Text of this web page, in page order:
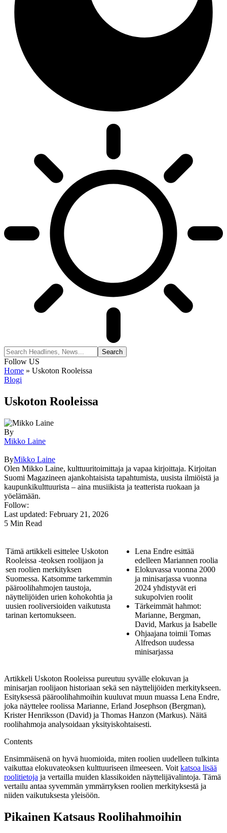
Follow US
Home » Uskoton Rooleissa
Blogi
Uskoton Rooleissa
By
Mikko Laine
ByMikko Laine
Olen Mikko Laine, kulttuuritoimittaja ja vapaa kirjoittaja. Kirjoitan
Suomi Magazineen ajankohtaisista tapahtumista, uusista ilmiöistä ja
kaupunkikulttuurista – aina musiikista ja teatterista ruokaan ja
yöelämään.
Follow:
Last updated: February 21, 2026
5 Min Read
Tämä artikkeli esittelee Uskoton
Rooleissa -teoksen roolijaon ja
sen roolien merkityksen
Suomessa. Katsomme tarkemmin
pääroolihahmojen taustoja,
näyttelijöiden urien kohokohtia ja
uusien rooliversioiden vaikutusta
tarinan kertomukseen.
Lena Endre esittää
edelleen Mariannen roolia
Elokuvassa vuonna 2000
ja minisarjassa vuonna
2024 yhdistyvät eri
sukupolvien roolit
Tärkeimmät hahmot:
Marianne, Bergman,
David, Markus ja Isabelle
Ohjaajana toimii Tomas
Alfredson uudessa
minisarjassa
Artikkeli Uskoton Rooleissa pureutuu syvälle elokuvan ja
minisarjan roolijaon historiaan sekä sen näyttelijöiden merkitykseen.
Esityksessä pääroolihahmoihin kuuluvat muun muassa Lena Endre,
joka näyttelee roolissa Marianne, Erland Josephson (Bergman),
Krister Henriksson (David) ja Thomas Hanzon (Markus). Näitä
roolihahmoja analysoidaan yksityiskohtaisesti.
Contents
Ensimmäisenä on hyvä huomioida, miten roolien uudelleen tulkinta
vaikuttaa elokuvateoksen kulttuuriseen ilmeeseen. Voit katsoa lisää
roolitietoja ja vertailla muiden klassikoiden näyttelijävalintoja. Tämä
vertailu antaa syvemmän ymmärryksen roolien merkityksestä ja
niiden vaikutuksesta yleisöön.
Pikainen Katsaus Roolihahmoihin